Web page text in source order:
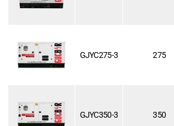
GJYC275-3 275
GJYC350-3 350